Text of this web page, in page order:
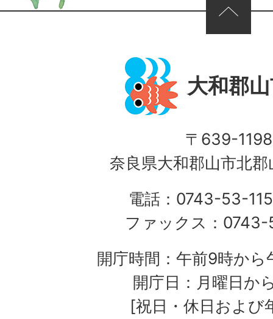
大和郡
〒639-1198
奈良県大和郡山市北
電話：0743-53-
ファックス：
開庁時間：午前9時か
開庁日：月曜日か
[祝日・休日および